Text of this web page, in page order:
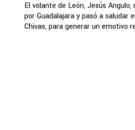
El volante de León, Jesús Angulo,
por Guadalajara y pasó a saludar
Chivas, para generar un emotivo